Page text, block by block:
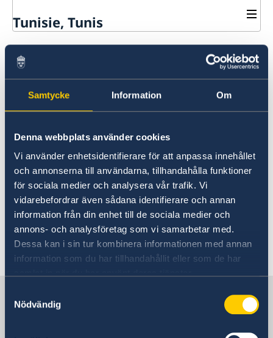
Samtycke Information Om
Denna webbplats använder cookies
Vi använder enhetsidentifierare för att anpassa innehållet
och annonserna till användarna, tillhandahålla funktioner
för sociala medier och analysera vår trafik. Vi
vidarebefordrar även sådana identifierare och annan
information från din enhet till de sociala medier och
annons- och analysföretag som vi samarbetar med.
Dessa kan i sin tur kombinera informationen med annan
information som du har tillhandahållit eller som de har
Nödvändig
Tunisie, Tunis
A propos de nous
Les relations de la Suède avec la Tunisie
Actuel
Horaires d'ouverture
Fermeture temporaire le 29
juin
25 juin 2026
Lundi le 29 juin l’ambassade sera
exceptionnellement fermée pendant
l'après-midi et n’assurera pas d’accueil
téléphonique. Merci de votre
compréhension.
La Suède en Tunisie, Tunis